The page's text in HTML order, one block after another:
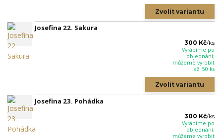
Zvolit variantu
Josefina 22. Sakura
300 Kč/ks
Vyrábíme po
objednání;
můžeme vyrobit
až: 50 ks
Zvolit variantu
Josefina 23. Pohádka
300 Kč/ks
Vyrábíme po
objednání;
můžeme vyrobit